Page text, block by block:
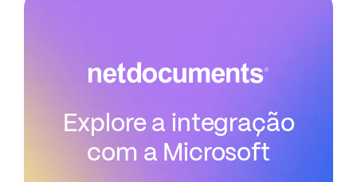
Explore a integração
com a Microsoft